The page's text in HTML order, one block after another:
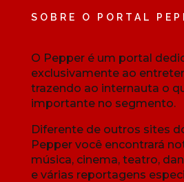
SOBRE O PORTAL
O Pepper é um portal
exclusivamente ao
trazendo ao internauta o
importante no segmento.
Diferente de outros sites
Pepper você encontrará
música, cinema, teatro,
e várias reportagens